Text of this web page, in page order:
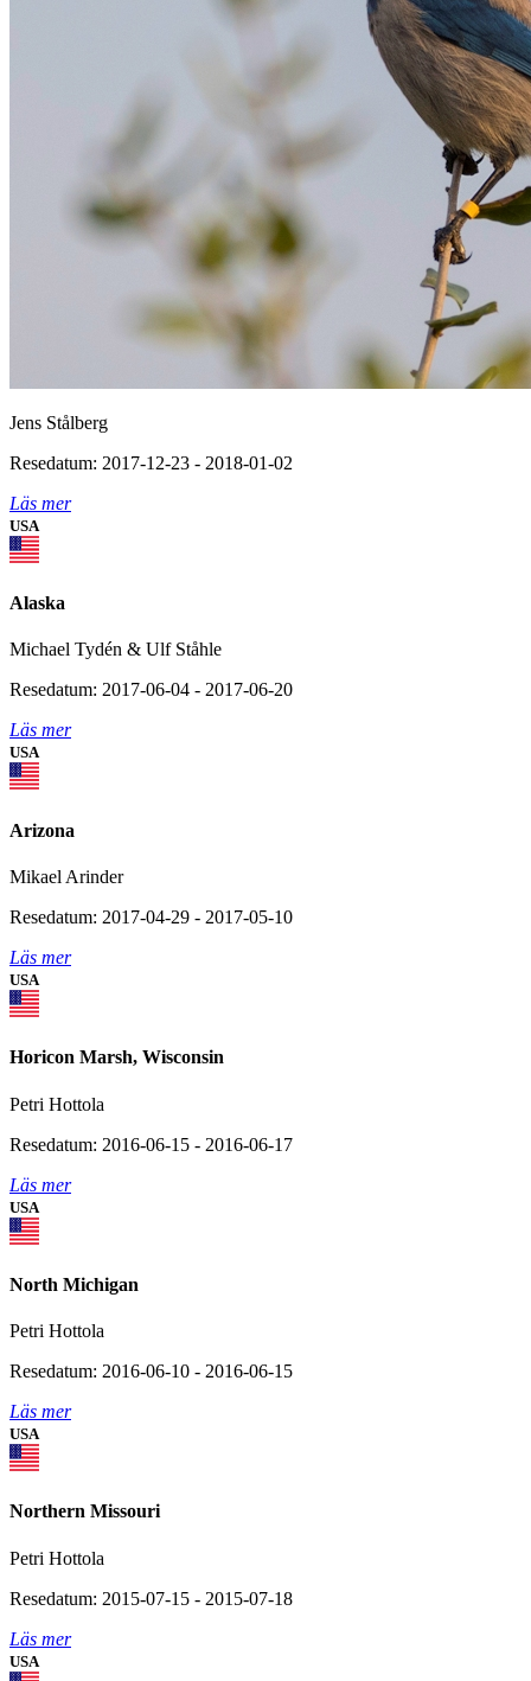
Jens Stålberg
Resedatum: 2017-12-23 - 2018-01-02
Läs mer
USA
Alaska
Michael Tydén & Ulf Ståhle
Resedatum: 2017-06-04 - 2017-06-20
Läs mer
USA
Arizona
Mikael Arinder
Resedatum: 2017-04-29 - 2017-05-10
Läs mer
USA
Horicon Marsh, Wisconsin
Petri Hottola
Resedatum: 2016-06-15 - 2016-06-17
Läs mer
USA
North Michigan
Petri Hottola
Resedatum: 2016-06-10 - 2016-06-15
Läs mer
USA
Northern Missouri
Petri Hottola
Resedatum: 2015-07-15 - 2015-07-18
Läs mer
USA